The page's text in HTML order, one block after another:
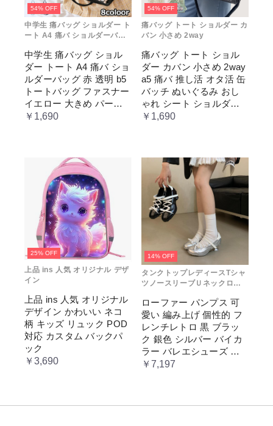
54% OFF
中学生 痛バッグ ショルダー ト
ート A4 痛バ ショルダーバッ
中学生 痛バッグ ショル
ダー トート A4 痛バ ショ
ルダーバッグ 赤 透明 b5
トートバッグ ファスナー
イエロー 大きめ パープ
ル 水色 いたばっく 痛バ
推し色 肩掛け レディー
￥1,690
54% OFF
痛バッグ トート ショルダー カ
バン 小さめ 2way
痛バッグ トート ショル
ダー カバン 小さめ 2way
a5 痛バ 推し活 オタ活 缶
バッチ ぬいぐるみ おし
ゃれ シート ショルダー
バッグ 透明 ポケット ク
￥1,690
25% OFF
上品 ins 人気 オリジナル デザ
イン
上品 ins 人気 オリジナル
デザイン かわいい ネコ
柄 キッズ リュック POD
対応 カスタム バックパ
ック
￥3,690
14% OFF
タンクトップレディースTシャ
ツノースリーブＵネックロゴ
ローファー パンプス 可
愛い 編み上げ 個性的 フ
レンチレトロ 黒 ブラッ
ク 銀色 シルバー バイカ
ラー バレエシューズ 変
形ヒール 3.5cm ガーリー
￥7,197